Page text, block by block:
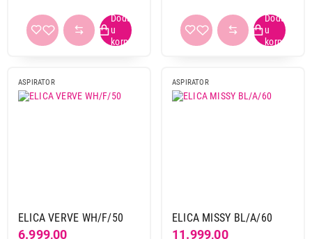
ASPIRATOR
ELICA VERVE WH/F/50
6.999,00
ASPIRATOR
ELICA MISSY BL/A/60
11.999,00